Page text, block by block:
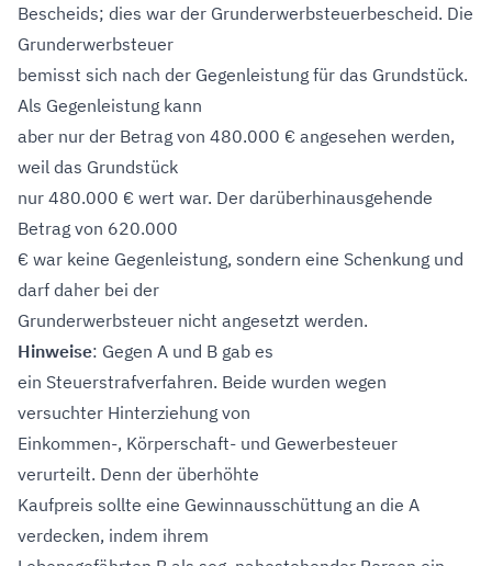
Bescheids; dies war der Grunderwerbsteuerbescheid. Die
Grunderwerbsteuer
bemisst sich nach der Gegenleistung für das Grundstück.
Als Gegenleistung kann
aber nur der Betrag von 480.000 € angesehen werden,
weil das Grundstück
nur 480.000 € wert war. Der darüberhinausgehende
Betrag von 620.000
€ war keine Gegenleistung, sondern eine Schenkung und
darf daher bei der
Grunderwerbsteuer nicht angesetzt werden.
Hinweise: Gegen A und B gab es
ein Steuerstrafverfahren. Beide wurden wegen
versuchter Hinterziehung von
Einkommen-, Körperschaft- und Gewerbesteuer
verurteilt. Denn der überhöhte
Kaufpreis sollte eine Gewinnausschüttung an die A
verdecken, indem ihrem